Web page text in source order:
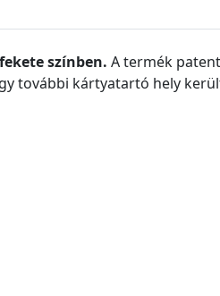
színben. A termék
további kártyatartó hely